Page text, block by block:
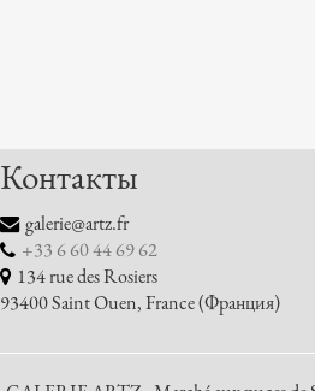
Контакты
galerie@artz.fr
+33 6 60 44 69 62
134 rue des Rosiers
93400 Saint Ouen, France (Франция)